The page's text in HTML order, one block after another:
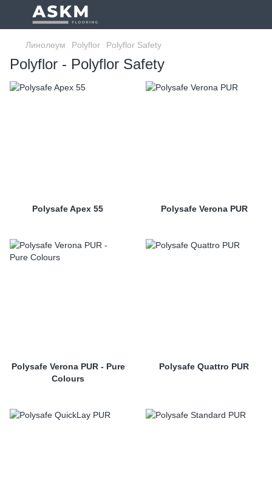
Линолеум Polyflor Polyflor Safety
Polyflor - Polyflor Safety
Polysafe Apex 55 Polysafe Verona PUR
Polysafe Verona PUR - Pure
Colours
Polysafe Quattro PUR